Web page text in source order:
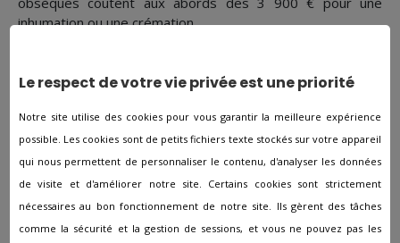
inhumation ou une crémation.
Funèbres Pascal LECLERC (Aix-en-Provence) à Aix-en-
A savoir :
Il existe différentes aides financières pour recouvrir en
totalité ou partiellement les coûts des obsèques comme le
capital décès de la sécurité sociale ou encore les aides des
Le respect de votre vie privée est une priorité
Notre site utilise des cookies pour vous garantir la meilleure expérience
possible. Les cookies sont de petits fichiers texte stockés sur votre appareil
qui nous permettent de personnaliser le contenu, d'analyser les données
de visite et d'améliorer notre site. Certains cookies sont strictement
nécessaires au bon fonctionnement de notre site. Ils gèrent des tâches
comme la sécurité et la gestion de sessions, et vous ne pouvez pas les